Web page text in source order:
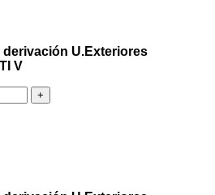
derivación U.Exteriores
V